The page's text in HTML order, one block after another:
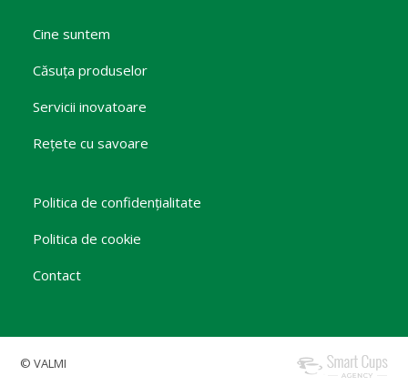
Cine suntem
Căsuța produselor
Servicii inovatoare
Rețete cu savoare
Politica de confidențialitate
Politica de cookie
Contact
© VALMI